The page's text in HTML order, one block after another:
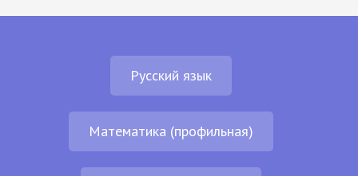
Русский язык
Математика (профильная)